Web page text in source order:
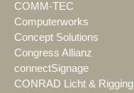
COMM-TEC
Computerworks
Concept Solutions
Congress Allianz
connectSignage
CONRAD Licht & Rigging